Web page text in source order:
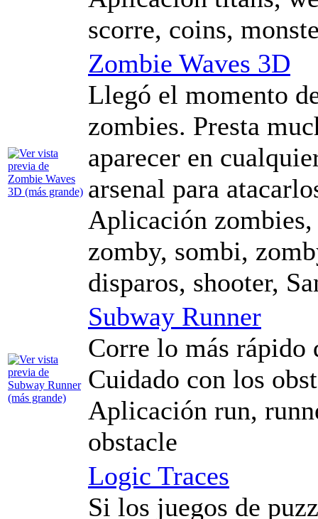
scorre, coins,
Zombie Waves 3D
Llegó el momento
zombies. Presta
aparecer en
arsenal para
Aplicación
zomby, sombi,
disparos, shooter,
Subway Runner
Corre lo más rápido
Cuidado con los
Aplicación run,
obstacle
Logic Traces
Si los juegos de